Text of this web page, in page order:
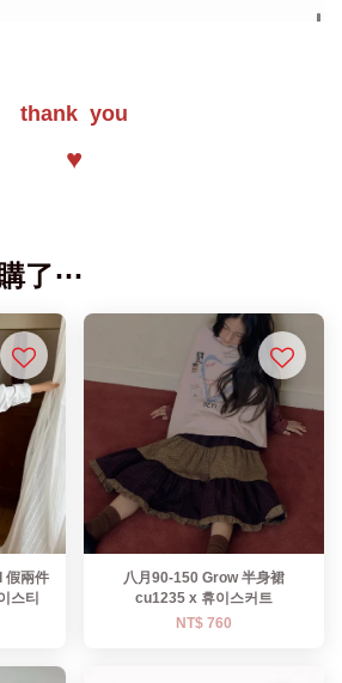
thank you
♥
了⋯
假兩件
스티
八月90-150 Grow 半身裙
cu1235 x 휴이스커트
NT$ 760